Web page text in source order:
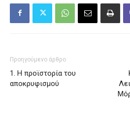
Προηγούμενο άρθρο
1. Η προϊστορία του
αποκρυφισμού